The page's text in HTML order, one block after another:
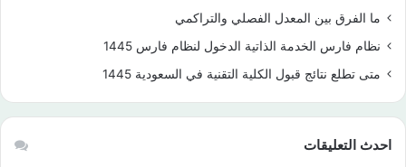
ما الفرق بين المعدل الفصلي والتراكمي
نظام فارس الخدمة الذاتية الدخول لنظام فارس 1445
متى تطلع نتائج قبول الكلية التقنية في السعودية 1445
احدث التعليقات